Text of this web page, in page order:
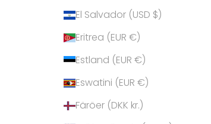
El Salvador (USD $)
Eritrea (EUR €)
Estland (EUR €)
Eswatini (EUR €)
Färöer (DKK kr.)